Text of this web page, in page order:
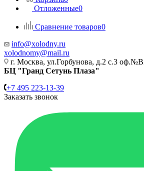
Отложенные0
Сравнение товаров0
info@xolodny.ru
xolodnomy@mail.ru
г. Москва, ул.Горбунова, д.2 с.3
БЦ "Гранд Сетунь Плаза"
+7 495 223-13-39
Заказать звонок